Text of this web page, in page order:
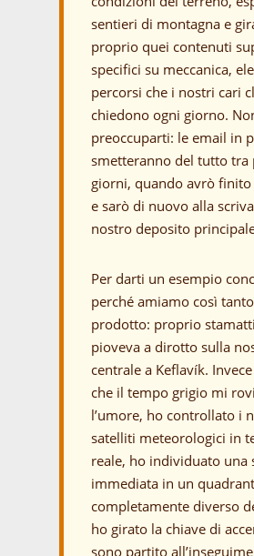
sentieri di montagna e
proprio quei contenuti
specifici su meccanica,
percorsi che i nostri cari
chiedono ogni giorno.
preoccuparti: le email in
smetteranno del tutto tra
giorni, quando avrò
e sarò di nuovo alla
nostro deposito
Per darti un esempio
perché amiamo così
prodotto: proprio
pioveva a dirotto sulla
centrale a Keflavík.
che il tempo grigio mi
l’umore, ho controllato i
satelliti meteorologici in
reale, ho individuato una
immediata in un
completamente diverso
ho girato la chiave di
sono partito